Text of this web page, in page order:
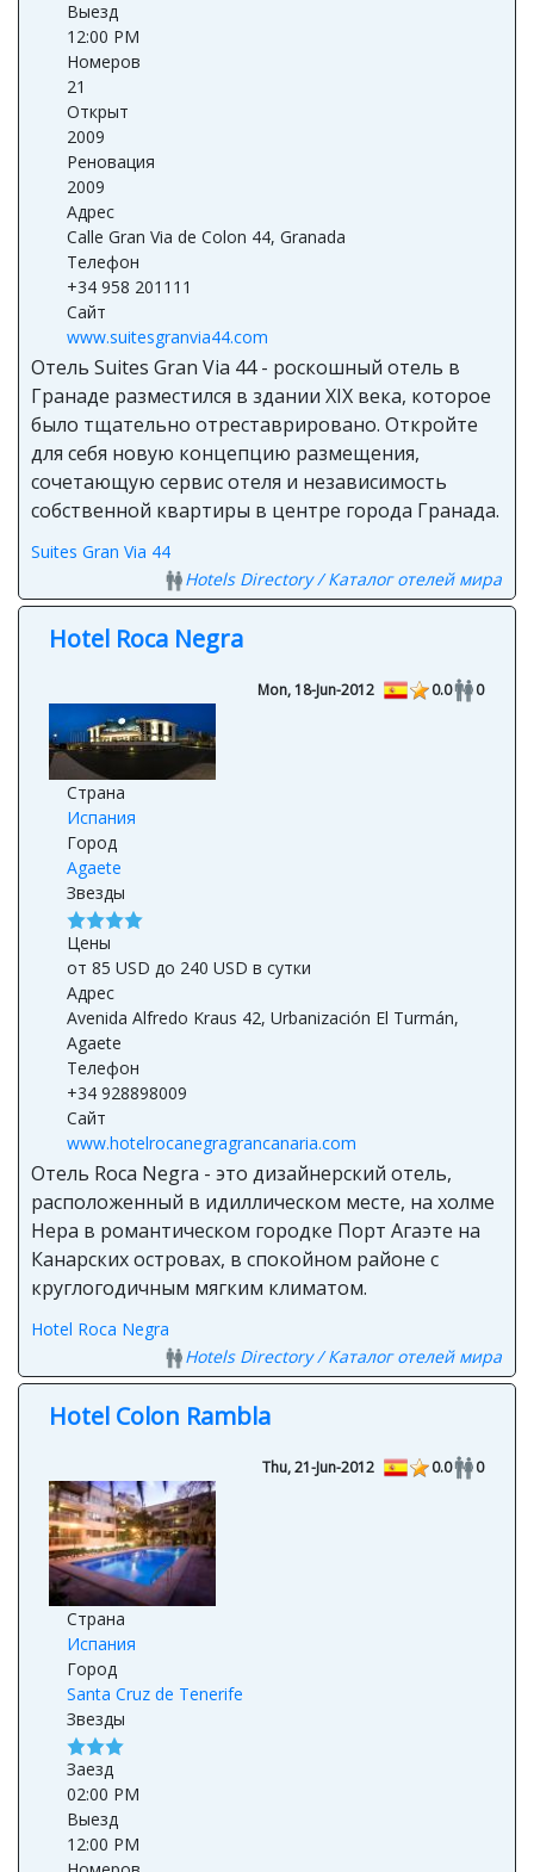
Выезд
12:00 PM
Номеров
21
Открыт
2009
Реновация
2009
Адрес
Calle Gran Via de Colon 44, Granada
Телефон
+34 958 201111
Сайт
www.suitesgranvia44.com
Отель Suites Gran Via 44 - роскошный отель в
Гранаде разместился в здании XIX века, которое
было тщательно отреставрировано. Откройте
для себя новую концепцию размещения,
сочетающую сервис отеля и независимость
собственной квартиры в центре города Гранада.
Suites Gran Via 44
Hotels Directory / Каталог отелей мира
Hotel Roca Negra
Mon, 18-Jun-2012 0.0 0
Страна
Испания
Город
Agaete
Звезды
Цены
от 85 USD до 240 USD в сутки
Адрес
Avenida Alfredo Kraus 42, Urbanización El Turmán,
Agaete
Телефон
+34 928898009
Сайт
www.hotelrocanegragrancanaria.com
Отель Roca Negra - это дизайнерский отель,
расположенный в идиллическом месте, на холме
Нера в романтическом городке Порт Агаэте на
Канарских островах, в спокойном районе с
круглогодичным мягким климатом.
Hotel Roca Negra
Hotels Directory / Каталог отелей мира
Hotel Colon Rambla
Thu, 21-Jun-2012 0.0 0
Страна
Испания
Город
Santa Cruz de Tenerife
Звезды
Заезд
02:00 PM
Выезд
12:00 PM